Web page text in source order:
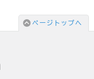
ページトップへ